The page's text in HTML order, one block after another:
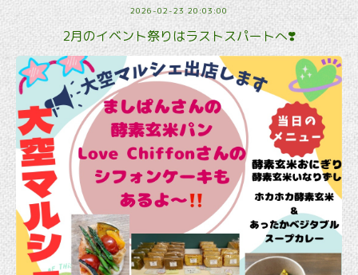
2026-02-23 20:03:00
2月のイベント祭りはラストスパートへ❣️